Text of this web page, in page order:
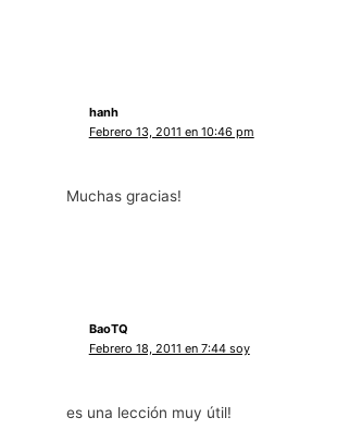
hanh
Febrero 13, 2011 en 10:46 pm
Muchas gracias!
BaoTQ
Febrero 18, 2011 en 7:44 soy
es una lección muy útil!